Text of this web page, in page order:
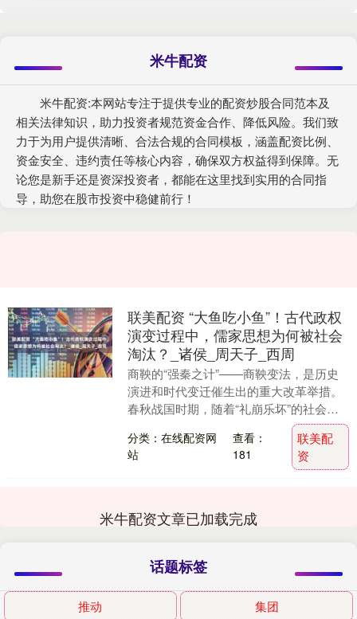
米牛配资
米牛配资:本网站专注于提供专业的配资炒股合同范本及
相关法律知识，助力投资者规范资金合作、降低风险。我们致
力于为用户提供清晰、合法合规的合同模板，涵盖配资比例、
资金安全、违约责任等核心内容，确保双方权益得到保障。无
论您是新手还是资深投资者，都能在这里找到实用的合同指
导，助您在股市投资中稳健前行！
联美配资 “大鱼吃小鱼”！古代政权
演变过程中，儒家思想为何被社会
淘汰？_诸侯_周天子_西周
商鞅的“强秦之计”——商鞅变法，是历史
演进和时代变迁催生出的重大改革举措。
春秋战国时期，随着“礼崩乐坏”的社会动
荡和各诸侯间激烈的“争于气力”，历史发
展仿佛行至....
分类：在线配资网
站
查看：
181
联美配
资
米牛配资文章已加载完成
话题标签
推动 集团